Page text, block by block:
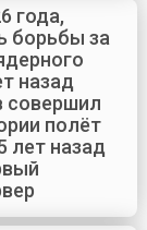
года,
борьбы за
назад
совершил
полёт
лет назад